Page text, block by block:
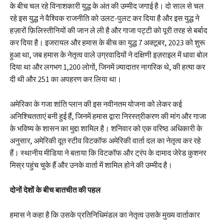
के बीच चल रहे विनाशकारी युद्ध के अंत की उम्मीद जगाई है। दो साल से चल
रहे इस युद्ध ने वैश्विक राजनीति को उलट-पुलट कर दिया है और इस युद्ध ने
हज़ारों फ़िलिस्तीनियों की जान ले ली है और गाजा पट्टी को पूरी तरह से बर्बाद
कर दिया है। इजरायल और हमास के बीच का युद्ध 7 अक्टूबर, 2023 को शुरू
हुआ था, जब हमास के नेतृत्व वाले उग्रवादियों ने दक्षिणी इज़राइल में धावा बोल
दिया था और लगभग 1,200 लोगों, जिनमें ज़्यादातर नागरिक थे, की हत्या कर
दी थी और 251 का अपहरण कर लिया था।
अमेरिका के गजा शांति प्लान की इस नवीनतम योजना को लेकर कई
अनिश्चितताएं बनी हुई हैं, जिनमें हमास द्वारा निरस्त्रीकरण की मांग और गाजा
के भविष्य के शासन का मुद्दा शामिल है। शनिवार को एक वरिष्ठ अधिकारी के
अनुसार, अमेरिकी दूत स्टीव विटकॉफ अमेरिकी वार्ता दल का नेतृत्व कर रहे
हैं। स्थानीय मीडिया ने बताया कि विटकॉफ और ट्रंप के दामाद जेरेड कुशनर
मिस्र पहुंच चुके हैं और उनके वार्ता में शामिल होने की उम्मीद है।
दोनों देशों के बीच बातचीत की पहल
हमास ने कहा है कि उसके प्रतिनिधिमंडल का नेतृत्व उसके मुख्य वार्ताकार